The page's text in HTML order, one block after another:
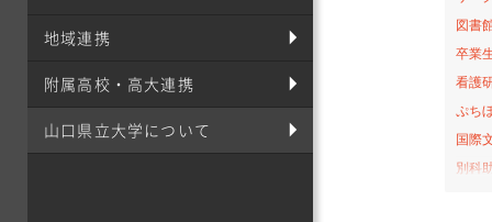
地域連携
附属高校・高大連携
山口県立大学について
図書
卒業
看護
ぷち
国際
別科